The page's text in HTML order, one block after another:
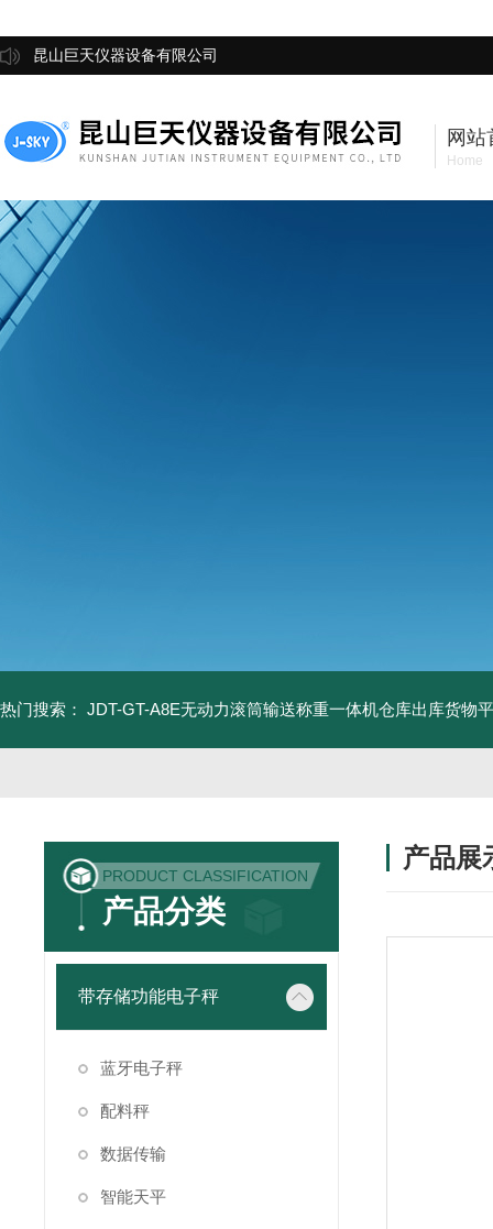
昆山巨天仪器设备有限公司
网站
Home
热门搜索： JDT-GT-A8E无动力滚筒输送称重一体机仓库出库货物
PRODUCT CLASSIFICATION
产品分类
带存储功能电子秤
蓝牙电子秤
配料秤
数据传输
智能天平
产品展